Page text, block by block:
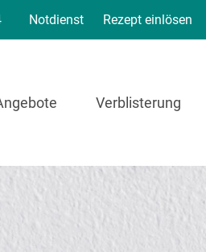
Notdienst Rezept einlösen
Verblisterung